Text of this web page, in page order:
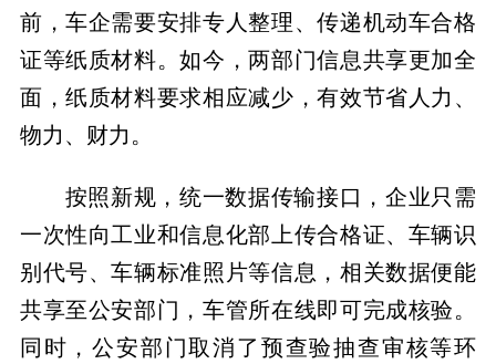
前，车企需要安排专人整理、传递机动车合格
证等纸质材料。如今，两部门信息共享更加全
面，纸质材料要求相应减少，有效节省人力、
物力、财力。
按照新规，统一数据传输接口，企业只需
一次性向工业和信息化部上传合格证、车辆识
别代号、车辆标准照片等信息，相关数据便能
共享至公安部门，车管所在线即可完成核验。
同时，公安部门取消了预查验抽查审核等环